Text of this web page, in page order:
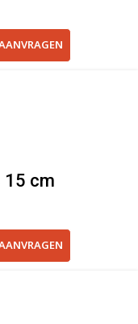
15 cm